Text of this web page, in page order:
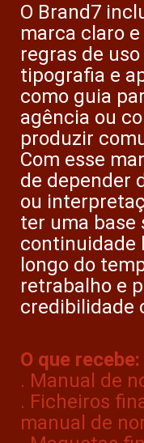
O Brand7
marca claro
regras de
tipografia e
como guia
agência ou
produzir
Com esse
de depender
ou
ter uma base
continuidade
longo do
retrabalho e
credibilidade
O que recebe:
. Manual de
. Ficheiros
manual de